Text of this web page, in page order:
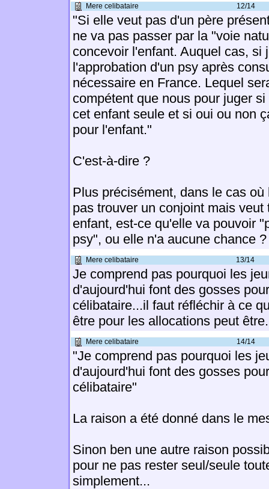
Mere celibataire 12/14
"Si elle veut pas d'un père
ne va pas passer par la "voie
concevoir l'enfant. Auquel cas, si
l'approbation d'un psy après
nécessaire en France. Lequel
compétent que nous pour juger
cet enfant seule et si oui ou non
pour l'enfant."
C'est-à-dire ?
Plus précisément, dans le cas
pas trouver un conjoint mais veut
enfant, est-ce qu'elle va pouvoir
psy", ou elle n'a aucune chance ?
Mere celibataire 13/14
Je comprend pas pourquoi les
d'aujourd'hui font des gosses
célibataire...il faut réfléchir à ce
être pour les allocations peut
Mere celibataire 14/14
"Je comprend pas pourquoi les
d'aujourd'hui font des gosses
célibataire"
La raison a été donné dans le
Sinon ben une autre raison
pour ne pas rester seul/seule
simplement...